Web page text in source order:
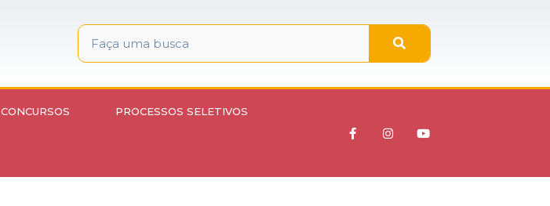
CONCURSOS PROCESSOS SELETIVOS